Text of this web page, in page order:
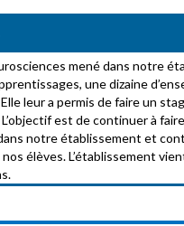
mené dans notre
une dizaine
leur a permis de faire un
est de continuer à
notre établissement et
élèves. L’établissement